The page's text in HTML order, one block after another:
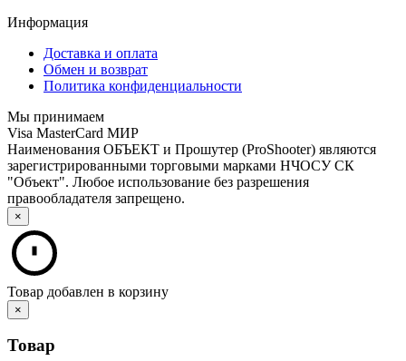
Информация
Доставка и оплата
Обмен и возврат
Политика конфиденциальности
Мы принимаем
Visa MasterCard МИР
Наименования ОБЪЕКТ и Прошутер (ProShooter) являются
зарегистрированными торговыми марками НЧОСУ СК
"Объект". Любое использование без разрешения
правообладателя запрещено.
×
Товар добавлен в корзину
×
Товар